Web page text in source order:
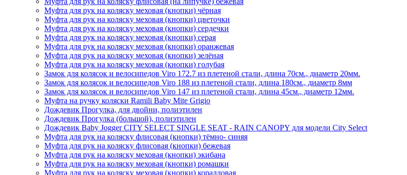
Муфта для рук на коляску меховая (кнопки) чёрная
Муфта для рук на коляску меховая (кнопки) цветочки
Муфта для рук на коляску меховая (кнопки) сердечки
Муфта для рук на коляску меховая (кнопки) серая
Муфта для рук на коляску меховая (кнопки) оранжевая
Муфта для рук на коляску меховая (кнопки) зелёная
Муфта для рук на коляску меховая (кнопки) голубая
Замок для колясок и велосипедов Viro 172.7 из плетеной стали, длина 70см., диаметр 20мм.
Замок для колясок и велосипедов Viro 188 из плетеной стали, длина 180см., диаметр 8мм
Замок для колясок и велосипедов Viro 147 из плетеной стали, длина 45см., диаметр 12мм.
Муфта на ручку коляски Ramili Baby Mite Grigio
Дождевик Прогулка, для двойни, полиэтилен
Дождевик Прогулка (большой), полиэтилен
Дождевик Baby Jogger CITY SELECT SINGLE SEAT - RAIN CANOPY для модели City Select
Муфта для рук на коляску флисовая (кнопки) тёмно- синяя
Муфта для рук на коляску флисовая (кнопки) бежевая
Муфта для рук на коляску меховая (кнопки) экибана
Муфта для рук на коляску меховая (кнопки) ромашки
Муфта для рук на коляску меховая (кнопки) коралловая